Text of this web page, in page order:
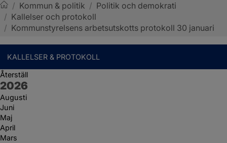
Sotenäs kommun
/ Kommun & politik / Politik och demokrati
/ Kallelser och protokoll
/ Kommunstyrelsens arbetsutskotts protokoll 30 januari
KALLELSER & PROTOKOLL
Återställ
År:
2026
Augusti
Juni
Maj
April
Mars